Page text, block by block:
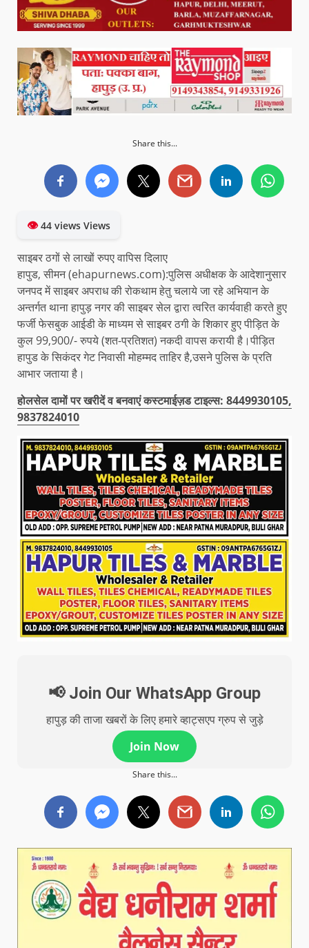
Share this...
👁44 views Views
साइबर ठगों से लाखों रुपए वापिस दिलाए
हापुड, सीमन (ehapurnews.com):पुलिस अधीक्षक के आदेशानुसार
जनपद में साइबर अपराध की रोकथाम हेतु चलाये जा रहे अभियान के
अन्तर्गत थाना हापुड़ नगर की साइबर सेल द्वारा त्वरित कार्यवाही करते हुए
फर्जी फेसबुक आईडी के माध्यम से साइबर ठगी के शिकार हुए पीड़ित के
कुल 99,900/- रुपये (शत-प्रतिशत) नकदी वापस करायी है।पीड़ित
हापुड के सिकंदर गेट निवासी मोहम्मद ताहिर है,उसने पुलिस के प्रति
आभार जताया है।
होलसेल दामों पर खरीदें व बनवाएं कस्टमाईज़ड टाइल्स: 8449930105,
9837824010
📢 Join Our WhatsApp Group
हापुड़ की ताजा खबरों के लिए हमारे व्हाट्सएप ग्रुप से जुड़े
Join Now
Share this...